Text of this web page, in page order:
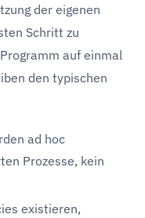
der eigenen
Schritt zu
auf einmal
den typischen
ad hoc
Prozesse, kein
existieren,